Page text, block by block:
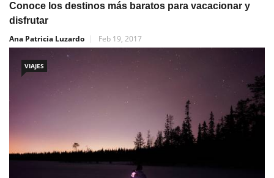
Conoce los destinos más baratos para vacacionar y
disfrutar
Ana Patricia Luzardo
Feb 19, 2017
VIAJES